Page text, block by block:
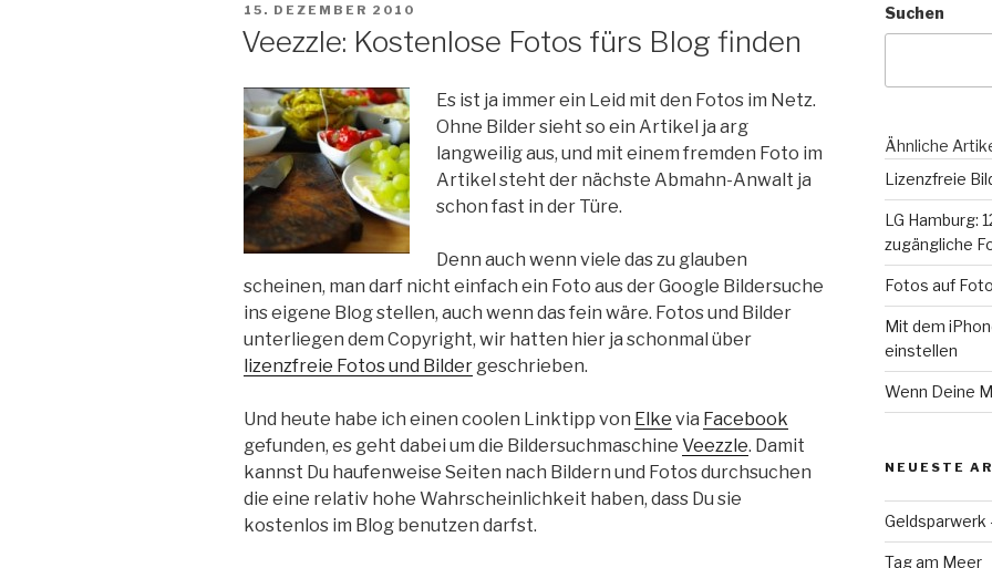
VERÖFFENTLICHT
15. DEZEMBER 2010
Veezzle: Kostenlose Fotos fürs Blog finden
Es ist ja immer ein Leid mit den Fotos im Netz.
Ohne Bilder sieht so ein Artikel ja arg
langweilig aus, und mit einem fremden Foto im
Artikel steht der nächste Abmahn-Anwalt ja
schon fast in der Türe.
Denn auch wenn viele das zu glauben
scheinen, man darf nicht einfach ein Foto aus der Google Bildersuche
ins eigene Blog stellen, auch wenn das fein wäre. Fotos und Bilder
unterliegen dem Copyright, wir hatten hier ja schonmal über
lizenzfreie Fotos und Bilder geschrieben.
Und heute habe ich einen coolen Linktipp von Elke via Facebook
gefunden, es geht dabei um die Bildersuchmaschine Veezzle. Damit
kannst Du haufenweise Seiten nach Bildern und Fotos durchsuchen
die eine relativ hohe Wahrscheinlichkeit haben, dass Du sie
kostenlos im Blog benutzen darfst.
Suchen
Ähnliche
Lizenzfreie
LG Hamburg:
zugängliche
Fotos auf
Mit dem
einstellen
Wenn Deine
NEUESTE
Geldsparwerk
Tag am Meer